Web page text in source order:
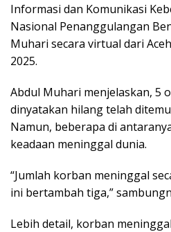
Informasi dan Komunikasi
Nasional Penanggulangan
Muhari secara virtual dari
2025.
Abdul Muhari menjelaskan, 5
dinyatakan hilang telah
Namun, beberapa di
keadaan meninggal dunia.
“Jumlah korban meninggal
ini bertambah tiga,”
Lebih detail, korban